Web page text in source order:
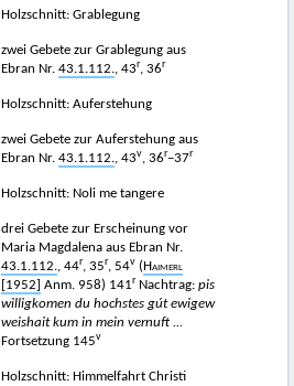
Holzschnitt: Grablegung
zwei Gebete zur Grablegung aus
Ebran Nr. 43.1.112., 43r, 36r
Holzschnitt: Auferstehung
zwei Gebete zur Auferstehung aus
Ebran Nr. 43.1.112., 43v, 36r−37r
Holzschnitt: Noli me tangere
drei Gebete zur Erscheinung vor
Maria Magdalena aus Ebran Nr.
43.1.112., 44r, 35r, 54v ( Haimerl
[1952]
Anm. 958) 141r Nachtrag: pis
willigkomen du hochstes gút ewigew
weishait kum in mein vernuft ...
Fortsetzung 145v
Holzschnitt: Himmelfahrt Christi